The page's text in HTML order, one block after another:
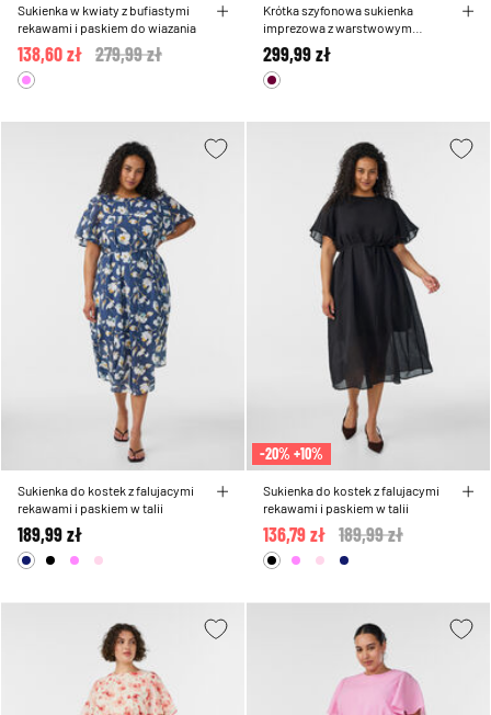
Sukienka w kwiaty z bufiastymi
rekawami i paskiem do wiazania
Price reduced from
279,99 zł
138,60 zł
Krótka szyfonowa sukienka
imprezowa z warstwowym
efektem
299,99 zł
Sukienka do kostek z falujacymi
rekawami i paskiem w talii
189,99 zł
-20% +10%
Sukienka do kostek z falujacymi
rekawami i paskiem w talii
Price reduced from
189,99 zł
136,79 zł